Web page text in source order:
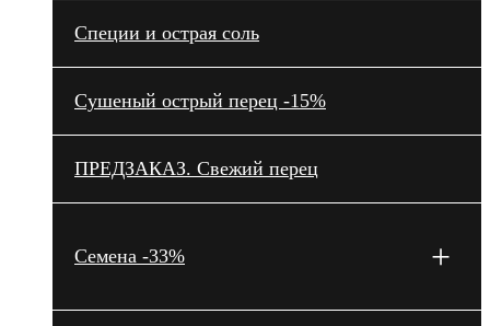
Специи и острая соль
Сушеный острый перец -15%
ПРЕДЗАКАЗ. Свежий перец
Семена -33% +